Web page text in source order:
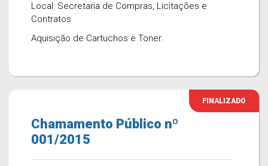
Local: Secretaria de Compras, Licitações e
Contratos
Aquisição de Cartuchos e Toner.
FINALIZADO
Chamamento Público nº
001/2015